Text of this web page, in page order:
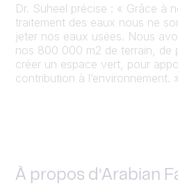
Dr. Suheel précise : « Grâce à
traitement des eaux nous ne
jeter nos eaux usées. Nous
nos 800 000 m2 de terrain, de
créer un espace vert, pour
contribution à l’environnement. »
À propos d’Arabian